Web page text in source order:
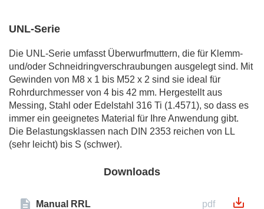
UNL-Serie
Die UNL-Serie umfasst Überwurfmuttern, die für Klemm-
und/oder Schneidringverschraubungen ausgelegt sind. Mit
Gewinden von M8 x 1 bis M52 x 2 sind sie ideal für
Rohrdurchmesser von 4 bis 42 mm. Hergestellt aus
Messing, Stahl oder Edelstahl 316 Ti (1.4571), so dass es
immer ein geeignetes Material für Ihre Anwendung gibt.
Die Belastungsklassen nach DIN 2353 reichen von LL
(sehr leicht) bis S (schwer).
Downloads
Manual RRL pdf